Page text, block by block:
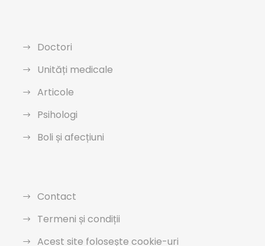
Doctori
Unități medicale
Articole
Psihologi
Boli și afecțiuni
Contact
Termeni și condiții
Acest site folosește cookie-uri